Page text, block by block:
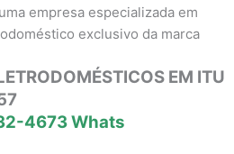
empresa especializada em
exclusivo da marca
EM ITU
4673 Whats